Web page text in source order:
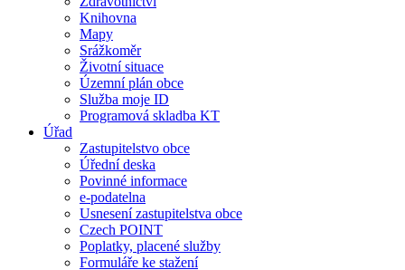
Knihovna
Mapy
Srážkoměr
Životní situace
Územní plán obce
Služba moje ID
Programová skladba KT
Úřad
Zastupitelstvo obce
Úřední deska
Povinné informace
e-podatelna
Usnesení zastupitelstva obce
Czech POINT
Poplatky, placené služby
Formuláře ke stažení